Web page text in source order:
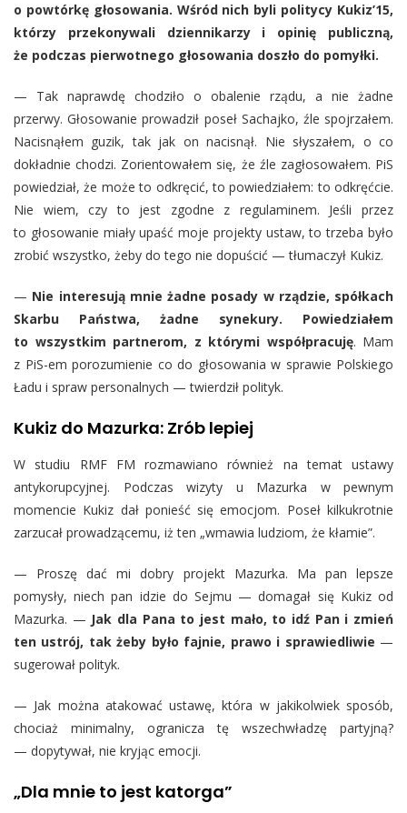
o powtórkę głosowania. Wśród nich byli politycy Kukiz’15,
którzy przekonywali dziennikarzy i opinię publiczną,
że podczas pierwotnego głosowania doszło do pomyłki.
— Tak naprawdę chodziło o obalenie rządu, a nie żadne
przerwy. Głosowanie prowadził poseł Sachajko, źle spojrzałem.
Nacisnąłem guzik, tak jak on nacisnął. Nie słyszałem, o co
dokładnie chodzi. Zorientowałem się, że źle zagłosowałem. PiS
powiedział, że może to odkręcić, to powiedziałem: to odkręćcie.
Nie wiem, czy to jest zgodne z regulaminem. Jeśli przez
to głosowanie miały upaść moje projekty ustaw, to trzeba było
zrobić wszystko, żeby do tego nie dopuścić — tłumaczył Kukiz.
— Nie interesują mnie żadne posady w rządzie, spółkach
Skarbu Państwa, żadne synekury. Powiedziałem
to wszystkim partnerom, z którymi współpracuję. Mam
z PiS-em porozumienie co do głosowania w sprawie Polskiego
Ładu i spraw personalnych — twierdził polityk.
Kukiz do Mazurka: Zrób lepiej
W studiu RMF FM rozmawiano również na temat ustawy
antykorupcyjnej. Podczas wizyty u Mazurka w pewnym
momencie Kukiz dał ponieść się emocjom. Poseł kilkukrotnie
zarzucał prowadzącemu, iż ten „wmawia ludziom, że kłamie”.
— Proszę dać mi dobry projekt Mazurka. Ma pan lepsze
pomysły, niech pan idzie do Sejmu — domagał się Kukiz od
Mazurka. — Jak dla Pana to jest mało, to idź Pan i zmień
ten ustrój, tak żeby było fajnie, prawo i sprawiedliwie —
sugerował polityk.
— Jak można atakować ustawę, która w jakikolwiek sposób,
chociaż minimalny, ogranicza tę wszechwładzę partyjną?
— dopytywał, nie kryjąc emocji.
„Dla mnie to jest katorga”